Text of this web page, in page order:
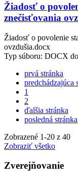
Žiadosť o
znečisťovania
Žiadosť o povolenie
ovzdušia.docx
Typ súboru: DOCX
prvá stránka
predchádzajúca
1
2
ďalšia stránka
posledná stránka
Zobrazené 1-20 z 40
Zobraziť všetko
Zverejňovanie